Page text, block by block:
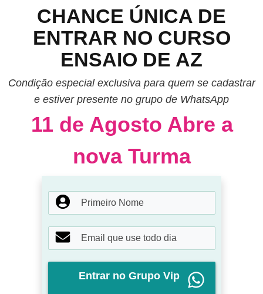
CHANCE ÚNICA DE
ENTRAR NO CURSO
ENSAIO DE AZ
Condição especial exclusiva para quem se cadastrar
e estiver presente no grupo de WhatsApp
11 de Agosto Abre a
nova Turma
Entrar no Grupo Vip